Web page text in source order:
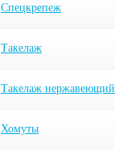
Спецкрепеж
Такелаж
Такелаж нержавеющий
Хомуты